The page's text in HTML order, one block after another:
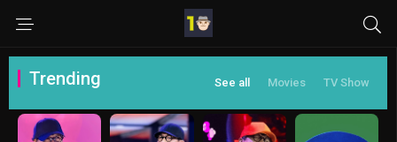
Trending See all Movies TV Show